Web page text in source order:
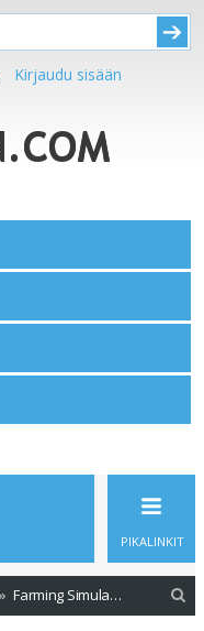
Kirjaudu sisään
PIKALINKIT
Farming Simulator 2011